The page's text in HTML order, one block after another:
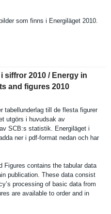
som finns i Energiläge­t 2010.
siffror 2010 / Energy in
and figures 2010
tabellunde­rlag till de flesta figurer
utgörs i huvudsak av
SCB:s statistik. Energiläge­t i
ner i pdf-format nedan och har
Figures contains the tabular data
publicatio­n. These data consist
processing of basic data from
are available to order and in